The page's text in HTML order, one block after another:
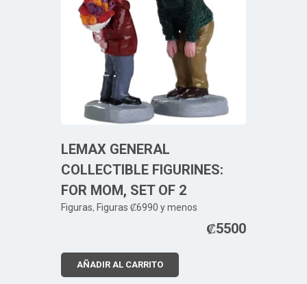
LEMAX GENERAL
COLLECTIBLE FIGURINES:
FOR MOM, SET OF 2
Figuras, Figuras ₡6990 y menos
₡5500
AÑADIR AL CARRITO